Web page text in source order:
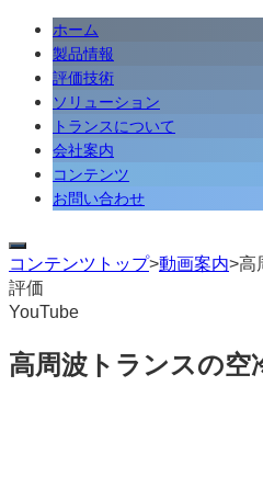
ホーム
製品情報
評価技術
ソリューション
トランスについて
会社案内
コンテンツ
お問い合わせ
コンテンツトップ>動画案内>高
評価
YouTube
高周波トランスの空